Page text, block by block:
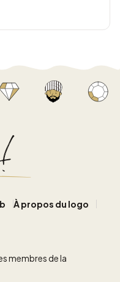
À propos du logo
membres de la